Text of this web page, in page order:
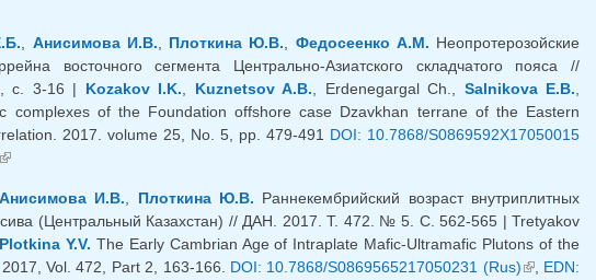
Анисимова И.В. Плоткина Ю.В. Федосеенко А.М. Неопротерозойские
восточного сегмента Центрально-Азиатского складчатого пояса //
с. 3-16 | Kozakov I.K. Kuznetsov A.B. , Erdenegargal Ch., Salnikova E.B.
complexes of the Foundation offshore case Dzavkhan terrane of the Eastern
2017. volume 25, No. 5, pp. 479-491 DOI: 10.7868/S0869592X17050015
(внешняя ссылка)
Анисимова И.В. Плоткина Ю.В. Раннекембрийский возраст внутриплитных
(Центральный Казахстан) // ДАН. 2017. Т. 472. № 5. С. 562-565 | Tretyakov
Plotkina Y.V. The Early Cambrian Age of Intraplate Mafic-Ultramafic Plutons of the
Vol. 472, Part 2, 163-166. DOI: 10.7868/S0869565217050231 (Rus)(внешняя
, EDN: